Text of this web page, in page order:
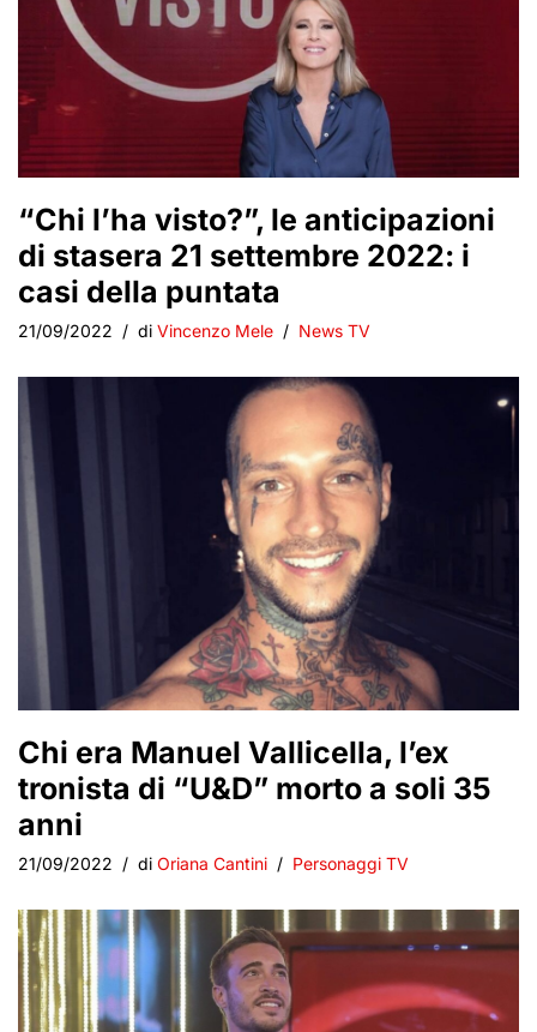
“Chi l’ha visto?”, le anticipazioni
di stasera 21 settembre 2022: i
casi della puntata
21/09/2022 di Vincenzo Mele News TV
Chi era Manuel Vallicella, l’ex
tronista di “U&D” morto a soli 35
anni
21/09/2022 di Oriana Cantini Personaggi TV